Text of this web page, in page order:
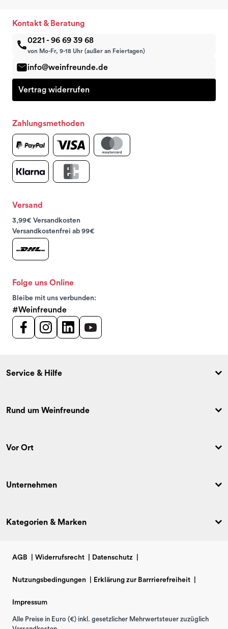
Kontakt & Beratung
0221 - 96 69 39 68
von Mo-Fr, 9-18 Uhr (außer an Feiertagen)
info@weinfreunde.de
Vertrag widerrufen
Zahlungsmethoden
Versand
3,99€ Versandkosten
Versandkostenfrei ab 99€
Folge uns Online
Bleibe mit uns verbunden:
#Weinfreunde
Service & Hilfe
Rund um Weinfreunde
Vor Ort
Unternehmen
Kategorien & Marken
AGB Widerrufsrecht Datenschutz
Nutzungsbedingungen Erklärung zur Barrrierefreiheit
Impressum
Alle Preise in Euro (€) inkl. gesetzlicher Mehrwertsteuer zuzüglich